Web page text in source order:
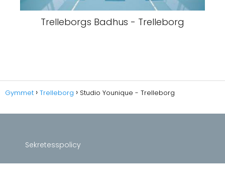
Trelleborgs Badhus - Trelleborg
Gymmet Trelleborg Studio Younique - Trelleborg
Sekretesspolicy